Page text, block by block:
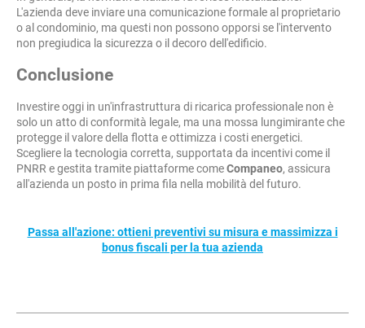
L'azienda deve inviare una comunicazione formale al proprietario
o al condominio, ma questi non possono opporsi se l'intervento
non pregiudica la sicurezza o il decoro dell'edificio.
Conclusione
Investire oggi in un'infrastruttura di ricarica professionale non è
solo un atto di conformità legale, ma una mossa lungimirante che
protegge il valore della flotta e ottimizza i costi energetici.
Scegliere la tecnologia corretta, supportata da incentivi come il
PNRR e gestita tramite piattaforme comeCompaneo, assicura
all'azienda un posto in prima fila nella mobilità del futuro.
Passa all'azione: ottieni preventivi su misura e massimizza i
bonus fiscali per la tua azienda